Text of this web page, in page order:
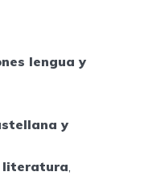
lengua y
y
literatura,